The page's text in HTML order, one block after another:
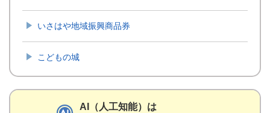
いさはや地域振興商品券
こどもの城
AI（人工知能）は